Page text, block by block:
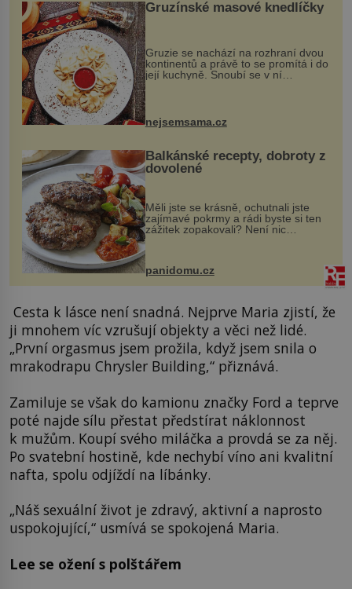
Gruzínské masové knedlíčky
Gruzie se nachází na rozhraní dvou
kontinentů a právě to se promítá i do
její kuchyně. Snoubí se v ní
evropské a asijské chutě a díky tomu
vznikají rozmanité a chuťově bohaté
pokrmy, které rozhodně st...
nejsemsama.cz
Balkánské recepty, dobroty z
dovolené
Měli jste se krásně, ochutnali jste
zajímavé pokrmy a rádi byste si ten
zážitek zopakovali? Není nic
snazšího. Pljeskavica (10 porcí)
Možná jste ji ochutnali na dovolené v
panidomu.cz
Cesta k lásce není snadná. Nejprve Maria zjistí, že
ji mnohem víc vzrušují objekty a věci než lidé.
„První orgasmus jsem prožila, když jsem snila o
mrakodrapu Chrysler Building,“ přiznává.
Zamiluje se však do kamionu značky Ford a teprve
poté najde sílu přestat předstírat náklonnost
k mužům. Koupí svého miláčka a provdá se za něj.
Po svatební hostině, kde nechybí víno ani kvalitní
nafta, spolu odjíždí na líbánky.
„Náš sexuální život je zdravý, aktivní a naprosto
uspokojující,“ usmívá se spokojená Maria.
Lee se ožení s polštářem